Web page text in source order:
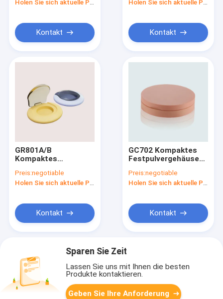
Kontakt Kontakt
GR801A/B
Kompaktes
Kunststoff-ABS-
Basis
Preis:negotiable
Kontakt
GC702 Kompaktes
Festpulvergehäuse
Preis:negotiable
Kontakt
Sparen Sie Zeit
Lassen Sie uns mit Ihnen die besten
Produkte kontaktieren.
Geben Sie Ihre Anforderung